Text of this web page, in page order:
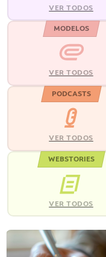
VER TODOS
MODELOS
VER TODOS
PODCASTS
VER TODOS
WEBSTORIES
VER TODOS